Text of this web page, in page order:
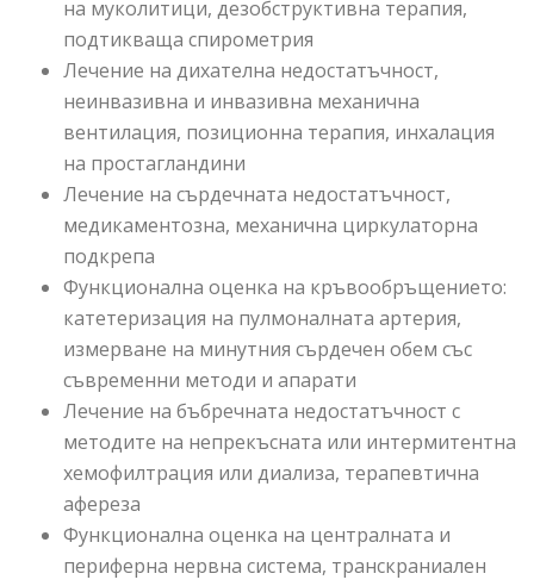
на муколитици, дезобструктивна терапия,
подтикваща спирометрия
Лечение на дихателна недостатъчност,
неинвазивна и инвазивна механична
вентилация, позиционна терапия, инхалация
на простагландини
Лечение на сърдечната недостатъчност,
медикаментозна, механична циркулаторна
подкрепа
Функционална оценка на кръвообръщението:
катетеризация на пулмоналната артерия,
измерване на минутния сърдечен обем със
съвременни методи и апарати
Лечение на бъбречната недостатъчност с
методите на непрекъсната или интермитентна
хемофилтрация или диализа, терапевтична
афереза
Функционална оценка на централната и
периферна нервна система, транскраниален